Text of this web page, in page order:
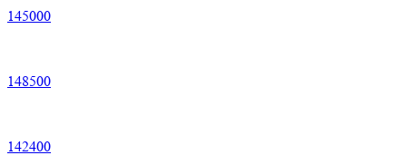
145000
148500
142400